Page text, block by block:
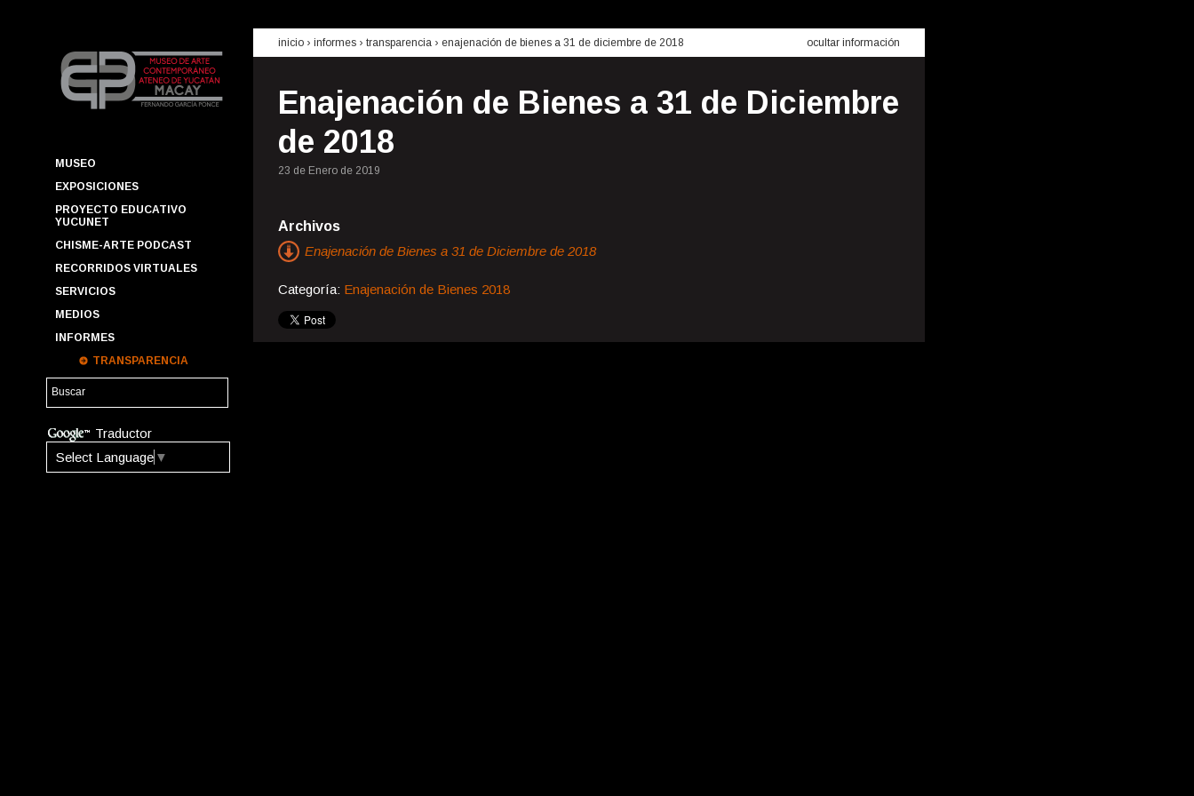
MUSEO
EXPOSICIONES
PROYECTO EDUCATIVO
YUCUNET
CHISME-ARTE PODCAST
RECORRIDOS VIRTUALES
SERVICIOS
MEDIOS
INFORMES
TRANSPARENCIA
Traductor
Select Language ▼
inicio › informes › transparencia › enajenación de bienes a 31 de diciembre de 2018 ocultar información
Enajenación de Bienes a 31 de Diciembre
de 2018
23 de Enero de 2019
Archivos
Enajenación de Bienes a 31 de Diciembre de 2018
Categoría: Enajenación de Bienes 2018